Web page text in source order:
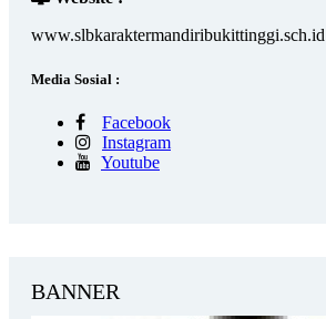
www.slbkaraktermandiribukittinggi.sch.id
Media Sosial :
Facebook
Instagram
Youtube
BANNER